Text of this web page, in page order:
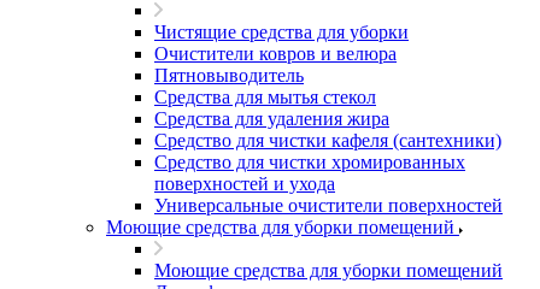
Чистящие средства для уборки
Очистители ковров и велюра
Пятновыводитель
Средства для мытья стекол
Средства для удаления жира
Средство для чистки кафеля (сантехники)
Средство для чистки хромированных
поверхностей и ухода
Универсальные очистители поверхностей
Моющие средства для уборки помещений
Моющие средства для уборки помещений